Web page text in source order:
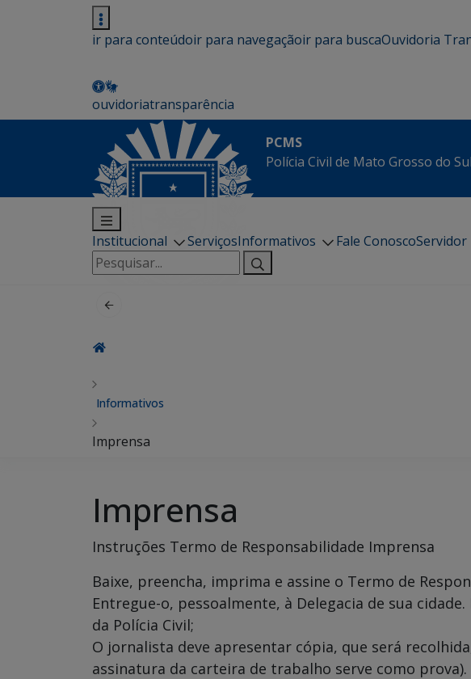
ir para conteúdoir para navegaçãoir para buscaOuvidoria
ouvidoriatransparência
PCMS
Polícia Civil de Mato Grosso do Sul
Institucional ServiçosInformativos Fale ConoscoServidor
Pesquisar
por:
Informativos
Imprensa
Imprensa
Instruções Termo de Responsabilidade Imprensa
Baixe, preencha, imprima e assine o Termo de
Entregue-o, pessoalmente, à Delegacia de sua
da Polícia Civil;
O jornalista deve apresentar cópia, que será
assinatura da carteira de trabalho serve como prova).